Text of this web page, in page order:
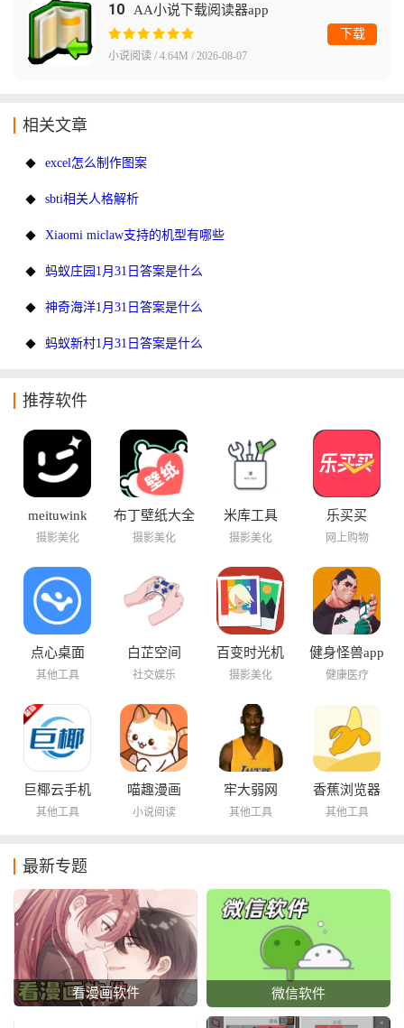
10 AA小说下载阅读器app
小说阅读 / 4.64M / 2026-08-07
下载
相关文章
excel怎么制作图案
sbti相关人格解析
Xiaomi miclaw支持的机型有哪些
蚂蚁庄园1月31日答案是什么
神奇海洋1月31日答案是什么
蚂蚁新村1月31日答案是什么
推荐软件
meituwink
摄影美化
布丁壁纸大全
摄影美化
米库工具
摄影美化
乐买买
网上购物
点心桌面
其他工具
白芷空间
社交娱乐
百变时光机
摄影美化
健身怪兽app
健康医疗
巨椰云手机
其他工具
喵趣漫画
小说阅读
牢大弱网
其他工具
香蕉浏览器
其他工具
最新专题
看漫画软件 微信软件